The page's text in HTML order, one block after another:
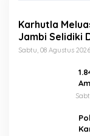
Karhutla
Jambi Selidiki
Sabtu, 08 Agustus